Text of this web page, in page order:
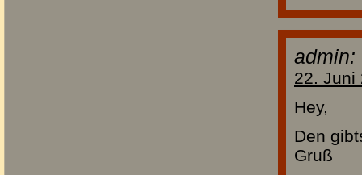
admin:
22. Juni
Hey,
Den
Gruß